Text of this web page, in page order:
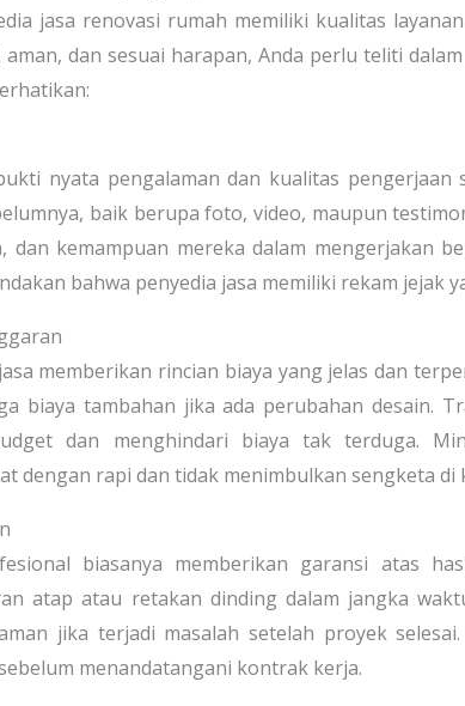
jasa renovasi rumah memiliki kualitas
dan sesuai harapan, Anda perlu teliti
nyata pengalaman dan kualitas pengerjaan
baik berupa foto, video, maupun
dan kemampuan mereka dalam mengerjakan
bahwa penyedia jasa memiliki rekam jejak
memberikan rincian biaya yang jelas dan
biaya tambahan jika ada perubahan desain.
dan menghindari biaya tak terduga.
dengan rapi dan tidak menimbulkan sengketa di
biasanya memberikan garansi atas
atap atau retakan dinding dalam jangka
jika terjadi masalah setelah proyek
menandatangani kontrak kerja.